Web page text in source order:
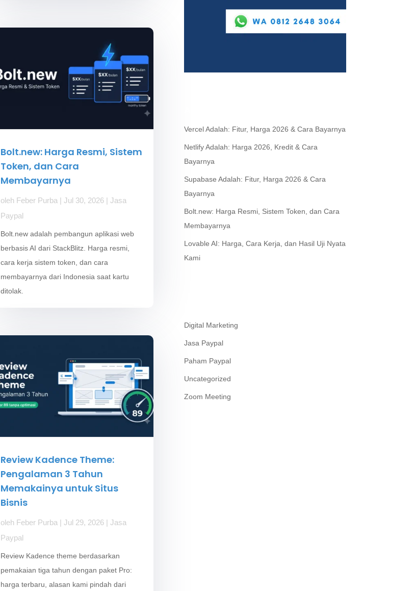
Bolt.new: Harga Resmi, Sistem
Token, dan Cara
Membayarnya
oleh Feber Purba |Jul 30, 2026 |Jasa
Paypal
Bolt.new adalah pembangun aplikasi web
berbasis AI dari StackBlitz. Harga resmi,
cara kerja sistem token, dan cara
membayarnya dari Indonesia saat kartu
ditolak.
Review Kadence Theme:
Pengalaman 3 Tahun
Memakainya untuk Situs
Bisnis
oleh Feber Purba |Jul 29, 2026 |Jasa
Paypal
Review Kadence theme berdasarkan
pemakaian tiga tahun dengan paket Pro:
harga terbaru, alasan kami pindah dari
Vercel Adalah: Fitur, Harga 2026 & Cara Bayarnya
Netlify Adalah: Harga 2026, Kredit & Cara
Bayarnya
Supabase Adalah: Fitur, Harga 2026 & Cara
Bayarnya
Bolt.new: Harga Resmi, Sistem Token, dan Cara
Membayarnya
Lovable AI: Harga, Cara Kerja, dan Hasil Uji Nyata
Kami
Digital Marketing
Jasa Paypal
Paham Paypal
Uncategorized
Zoom Meeting